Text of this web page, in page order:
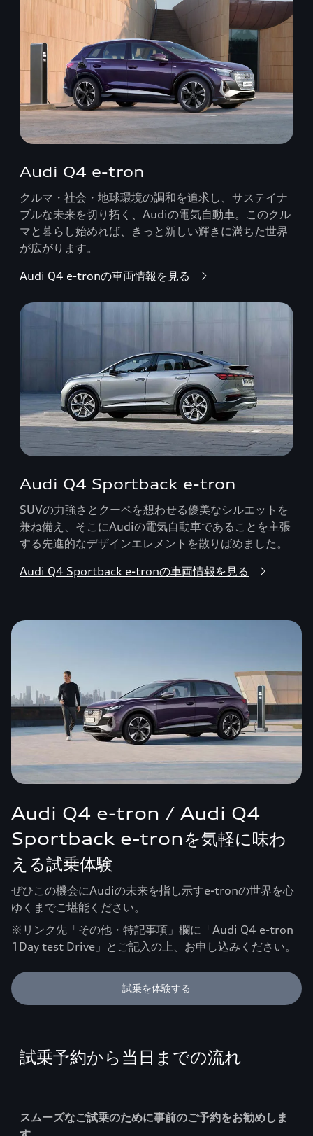
Audi Q4 e-tron
クルマ・社会・地球環境の調和を追求し、サステイナ
ブルな未来を切り拓く、Audiの電気自動車。このクル
マと暮らし始めれば、きっと新しい輝きに満ちた世界
が広がります。
Audi Q4 e-tronの車両情報を見る
Audi Q4 Sportback e-tron
SUVの力強さとクーペを想わせる優美なシルエットを
兼ね備え、そこにAudiの電気自動車であることを主張
する先進的なデザインエレメントを散りばめました。
Audi Q4 Sportback e-tronの車両情報を見る
Audi Q4 e-tron / Audi Q4
Sportback e-tronを気軽に味わ
える試乗体験
ぜひこの機会にAudiの未来を指し示すe-tronの世界を心
ゆくまでご堪能ください。
※リンク先「その他・特記事項」欄に「Audi Q4 e-tron
1Day test Drive」とご記入の上、お申し込みください。
試乗を体験する
試乗予約から当日までの流れ
スムーズなご試乗のために事前のご予約をお勧めしま